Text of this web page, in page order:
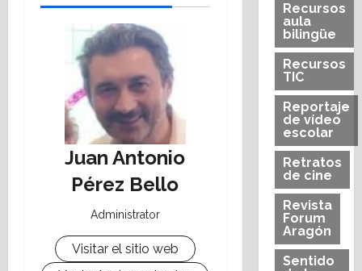
Juan Antonio
Pérez Bello
Administrator
Visitar el sitio web
Recursos
aula
bilingüe
Recursos
TIC
Reportaje
de vídeo
escolar
Retratos
de cine
Revista
Forum
Aragón
Sentido